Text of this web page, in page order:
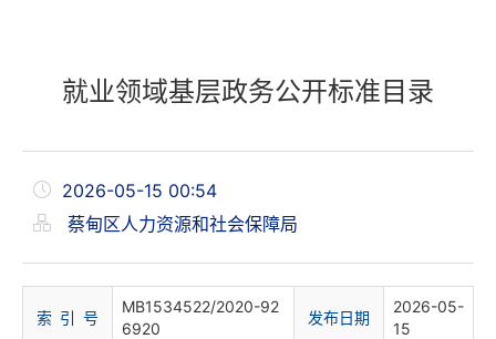
就业领域基层政务公开标准目录
2026-05-15 00:54
蔡甸区人力资源和社会保障局
索 引 号
MB1534522/2020-92
6920
发布日期
2026-05-
15